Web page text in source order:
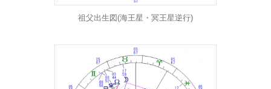
祖父出生図(海王星・冥王星逆行)